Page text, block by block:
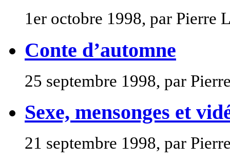
1er octobre 1998, par Pierre
Conte d’automne
25 septembre 1998, par
Sexe, mensonges et
21 septembre 1998, par